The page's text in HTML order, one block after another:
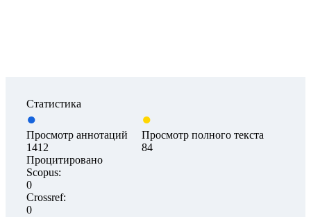
Статистика
Просмотр аннотаций
1412
Просмотр полного текста
84
Процитировано
Scopus:
0
Crossref:
0